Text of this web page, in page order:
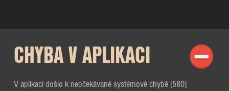
CHYBA V APLIKACI
V aplikaci došlo k neočekávané systémové chybě [580]